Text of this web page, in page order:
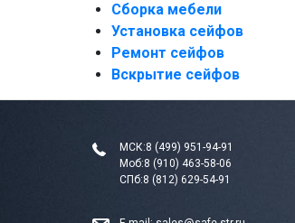
Сборка мебели
Установка сейфов
Ремонт сейфов
Вскрытие сейфов
МСК:8 (499) 951-94-91
Моб:8 (910) 463-58-06
СПб:8 (812) 629-54-91